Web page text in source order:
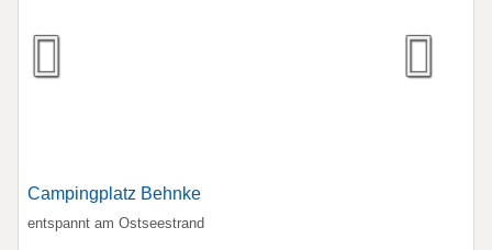
Campingplatz Behnke
entspannt am Ostseestrand